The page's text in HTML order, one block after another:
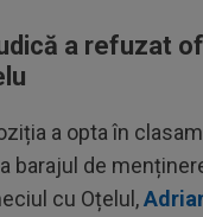
a refuzat
a opta în
barajul de
cu Oțelul,